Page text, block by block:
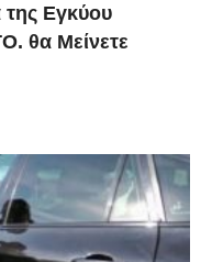
της Εγκύου
θα Μείνετε